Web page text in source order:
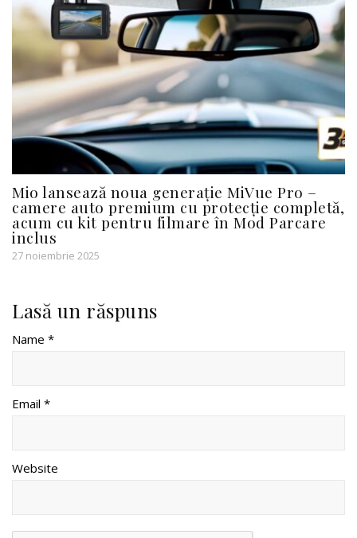
Mio lansează noua generație MiVue Pro –
camere auto premium cu protecție completă,
acum cu kit pentru filmare în Mod Parcare
inclus
27 noiembrie 2025
Lasă un răspuns
Name *
Email *
Website